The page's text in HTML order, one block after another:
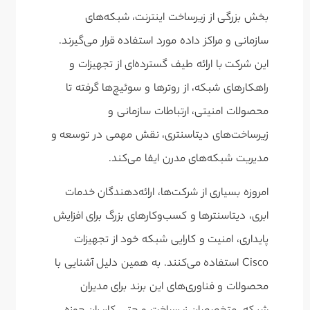
بخش بزرگی از زیرساخت اینترنت، شبکه‌های
سازمانی و مراکز داده مورد استفاده قرار می‌گیرند.
این شرکت با ارائه طیف گسترده‌ای از تجهیزات و
راهکارهای شبکه، از روترها و سوئیچ‌ها گرفته تا
محصولات امنیتی، ارتباطات سازمانی و
زیرساخت‌های دیتاسنتری، نقش مهمی در توسعه و
مدیریت شبکه‌های مدرن ایفا می‌کند.
امروزه بسیاری از شرکت‌ها، ارائه‌دهندگان خدمات
ابری، دیتاسنترها و کسب‌وکارهای بزرگ برای افزایش
پایداری، امنیت و کارایی شبکه خود از تجهیزات
Cisco استفاده می‌کنند. به همین دلیل آشنایی با
محصولات و فناوری‌های این برند برای مدیران